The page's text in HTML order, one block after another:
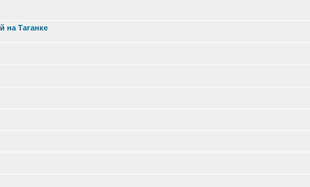
на Таганке